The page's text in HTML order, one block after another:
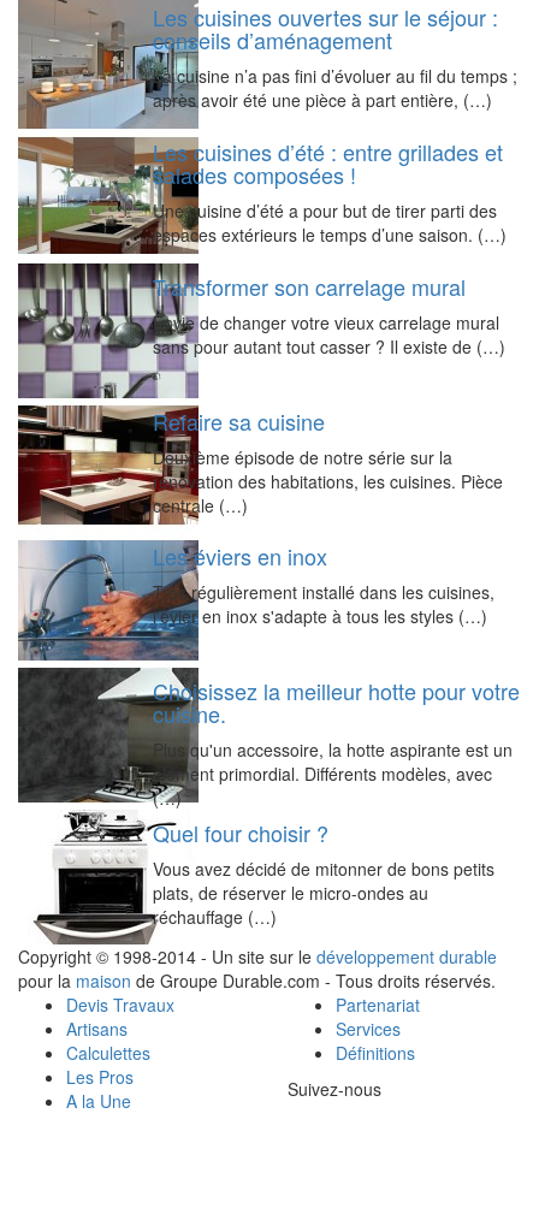
Les cuisines ouvertes sur le séjour :
conseils d’aménagement
La cuisine n’a pas fini d’évoluer au fil du temps ;
après avoir été une pièce à part entière, (…)
Les cuisines d’été : entre grillades et
salades composées !
Une cuisine d’été a pour but de tirer parti des
espaces extérieurs le temps d’une saison. (…)
Transformer son carrelage mural
Envie de changer votre vieux carrelage mural
sans pour autant tout casser ? Il existe de (…)
Refaire sa cuisine
Deuxième épisode de notre série sur la
rénovation des habitations, les cuisines. Pièce
centrale (…)
Les éviers en inox
Très régulièrement installé dans les cuisines,
l'évier en inox s'adapte à tous les styles (…)
Choisissez la meilleur hotte pour votre
cuisine.
Plus qu'un accessoire, la hotte aspirante est un
élément primordial. Différents modèles, avec
(…)
Quel four choisir ?
Vous avez décidé de mitonner de bons petits
plats, de réserver le micro-ondes au
réchauffage (…)
Copyright © 1998-2014 - Un site sur le développement durable
pour la maison de Groupe Durable.com - Tous droits réservés.
Devis Travaux
Artisans
Calculettes
Les Pros
A la Une
Partenariat
Services
Définitions
Suivez-nous